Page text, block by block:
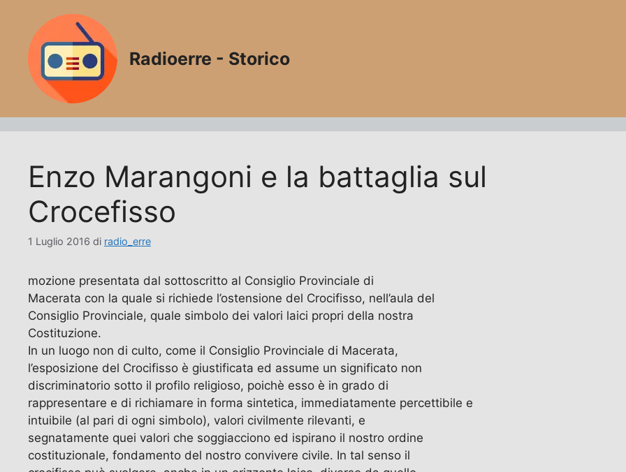
contenuto
Radioerre - Storico
Enzo Marangoni e la battaglia sul
Crocefisso
1 Luglio 2016 di radio_erre
mozione presentata dal sottoscritto al Consiglio Provinciale di
Macerata con la quale si richiede l’ostensione del Crocifisso, nell’aula del
Consiglio Provinciale, quale simbolo dei valori laici propri della nostra
Costituzione.
In un luogo non di culto, come il Consiglio Provinciale di Macerata,
l’esposizione del Crocifisso è giustificata ed assume un significato non
discriminatorio sotto il profilo religioso, poichè esso è in grado di
rappresentare e di richiamare in forma sintetica, immediatamente percettibile e
intuibile (al pari di ogni simbolo), valori civilmente rilevanti, e
segnatamente quei valori che soggiacciono ed ispirano il nostro ordine
costituzionale, fondamento del nostro convivere civile. In tal senso il